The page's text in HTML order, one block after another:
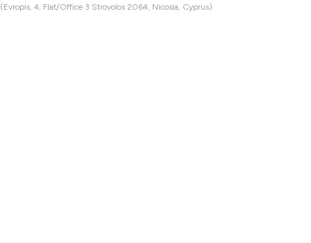
(Evropis, 4, Flat/Office 3 Strovolos 2064, Nicosia, Cyprus)